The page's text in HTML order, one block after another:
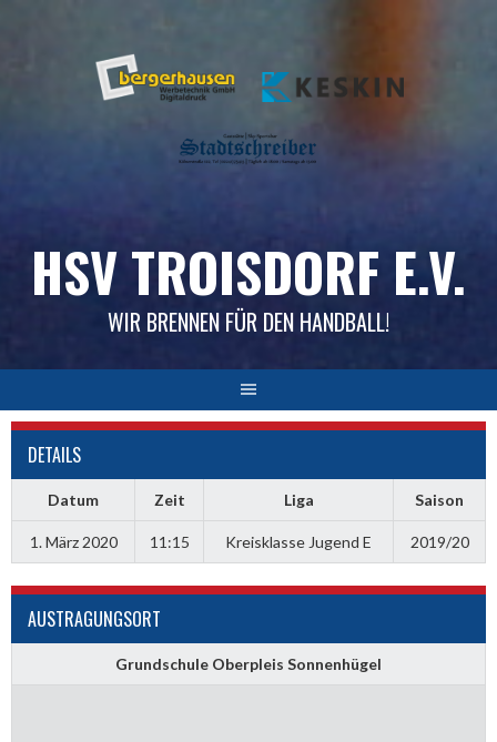
HSV TROISDORF E.V.
WIR BRENNEN FÜR DEN HANDBALL!
DETAILS
Datum Zeit Liga Saison
1. März 2020 11:15 Kreisklasse Jugend E 2019/20
AUSTRAGUNGSORT
Grundschule Oberpleis Sonnenhügel